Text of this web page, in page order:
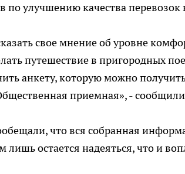
улучшению качества перевозок
свое мнение об уровне
путешествие в пригородных
анкету, которую можно
приемная», -
что вся собранная
лишь остается надеяться, что и